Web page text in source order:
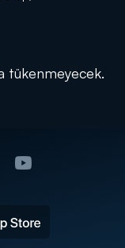
tükenmeyecek.